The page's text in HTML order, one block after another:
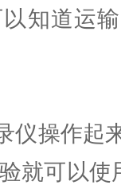
知道运
仪操作起
就可以使